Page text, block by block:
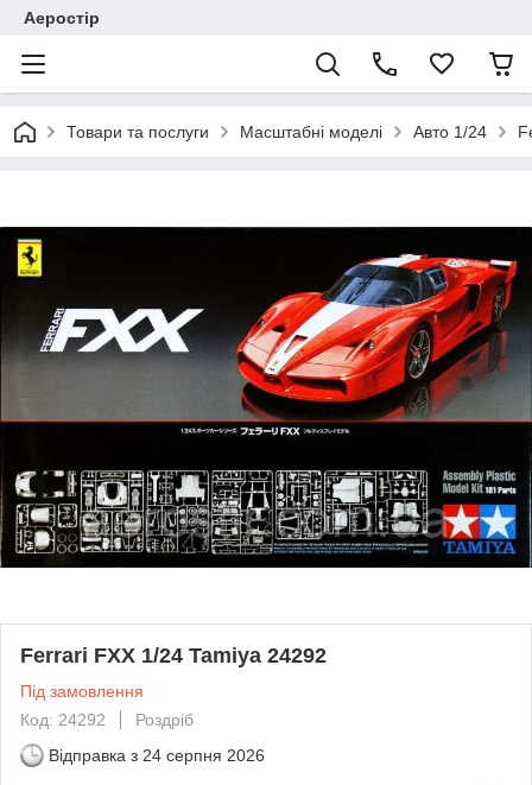
Аеростір
Товари та послуги Масштабні моделі Авто 1/24
Ferrari FXX 1/24 Tamiya 24292
Під замовлення
Код: 24292
Роздріб
Відправка з 24 серпня 2026